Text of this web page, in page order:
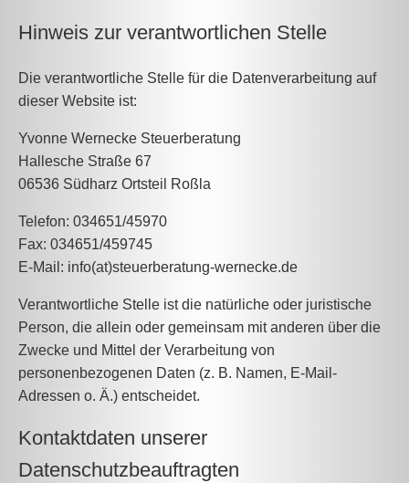
Hinweis zur verantwortlichen Stelle
Die verantwortliche Stelle für die Datenverarbeitung auf
dieser Website ist:
Yvonne Wernecke Steuerberatung
Hallesche Straße 67
06536 Südharz Ortsteil Roßla
Telefon: 034651/45970
Fax: 034651/459745
E-Mail: info(at)steuerberatung-wernecke.de
Verantwortliche Stelle ist die natürliche oder juristische
Person, die allein oder gemeinsam mit anderen über die
Zwecke und Mittel der Verarbeitung von
personenbezogenen Daten (z. B. Namen, E-Mail-
Adressen o. Ä.) entscheidet.
Kontaktdaten unserer
Datenschutzbeauftragten